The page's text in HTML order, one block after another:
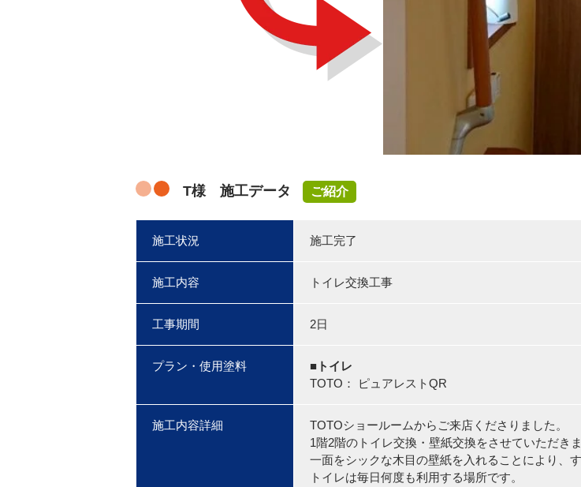
T様 施工データ ご紹介
施工状況 施工完了
施工内容 トイレ交換工事
工事期間 2日
プラン・使用塗料
■トイレ
TOTO： ピュアレストQR
施工内容詳細
TOTOショールームからご来店くださりました。
1階2階のトイレ交換・壁紙交換をさせていただきま
一面をシックな木目の壁紙を入れることにより、
トイレは毎日何度も利用する場所です。